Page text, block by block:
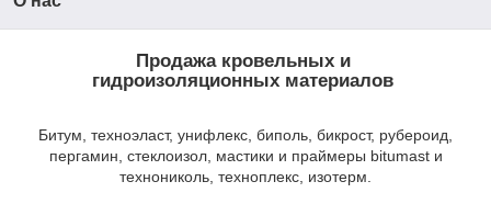
Продажа кровельных и
гидроизоляционных материалов
Битум, техноэласт, унифлекс, биполь, бикрост, рубероид,
пергамин, стеклоизол, мастики и праймеры bitumast и
технониколь, техноплекс, изотерм.